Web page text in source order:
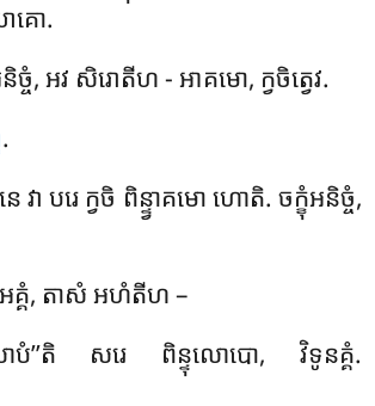
គោ.
ច្ចំ, អវ សិរោតីហ - អាគមោ, ក្វចិត្វេវ.
.
វា បរេ ក្វចិ ពិន្ទ្វាគមោ ហោតិ. ចក្ខុំអនិច្ចំ,
អគ្គំ, តាសំ អហំតីហ –
បំ’’តិ សរេ ពិន្ទុលោបោ, វិទូនគ្គំ.